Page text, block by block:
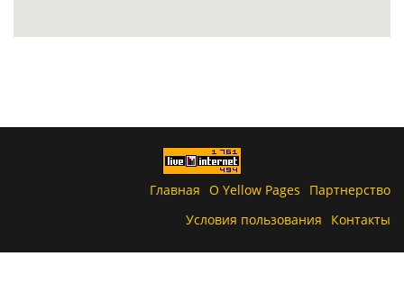
Главная О Yellow Pages
Партнерство
Условия пользования
Контакты